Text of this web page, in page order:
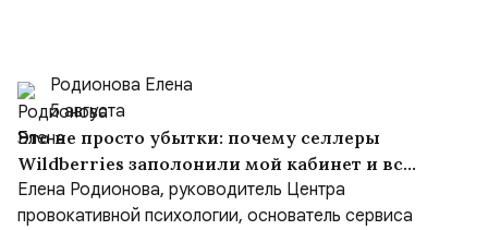
Родионова Елена
5 августа
Это не просто убытки: почему селлеры
Wildberries заполонили мой кабинет и всю
запись в Секвойе
Елена Родионова, руководитель Центра
провокативной психологии, основатель сервиса